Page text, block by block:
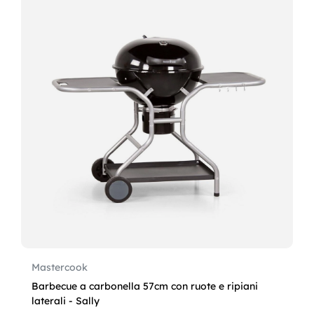
Mastercook
Barbecue a carbonella 57cm con ruote e ripiani
laterali - Sally